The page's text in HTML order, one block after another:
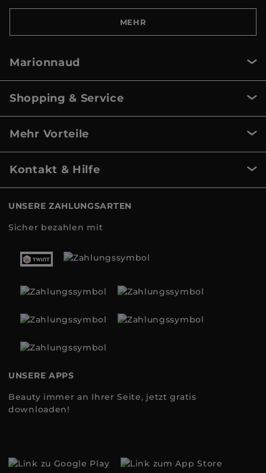
MEHR
Marionnaud
Shopping & Service
Mehr Vorteile
Kontakt & Hilfe
UNSERE ZAHLUNGSARTEN
Sicher bezahlen mit
UNSERE APPS
Beauty immer an Ihrer Seite, jetzt gratis
downloaden!